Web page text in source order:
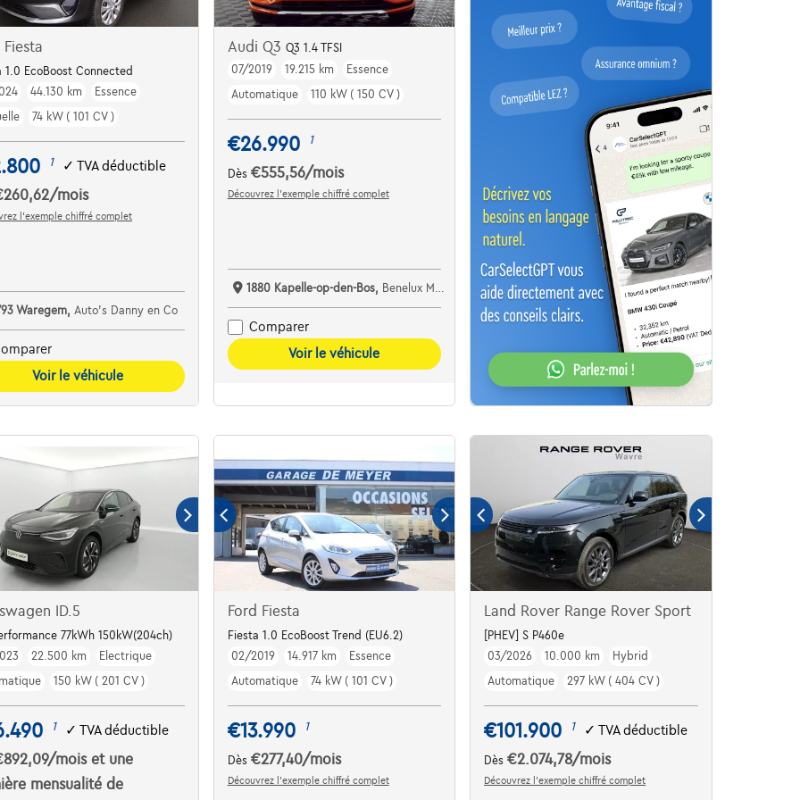
| Parkeersens. va | Navi | ...
Fiesta
1.0 EcoBoost Connected
44.130 km
Essence
74 kW ( 101 CV )
1 ✓TVA déductible
/mois
l’exemple chiffré complet
Waregem, Auto's Danny en Co
Voir le véhicule
Audi Q3 Q3 1.4 TFSI
07/2019
19.215 km
Essence
Automatique
110 kW ( 150 CV )
€26.990 1
Dès €555,56/mois
Découvrez l’exemple chiffré complet
1880 Kapelle-op-den-Bos, Benelux Motors
Comparer
Voir le véhicule
/ VAT REFUNDABLE***
ID.5
77kWh 150kW(204ch)
22.500 km
Electrique
150 kW ( 201 CV )
1 ✓TVA déductible
/moiset une
mensualité de
Ford Fiesta
Fiesta 1.0 EcoBoost Trend (EU6.2)
02/2019
14.917 km
Essence
Automatique
74 kW ( 101 CV )
€13.990 1
Dès €277,40/mois
Découvrez l’exemple chiffré complet
Land Rover Range Rover Sport
[PHEV] S P460e
03/2026
10.000 km
Hybrid
Automatique
297 kW ( 404 CV )
€101.900 1 ✓TVA déductible
Dès€2.074,78/mois
Découvrez l’exemple chiffré complet